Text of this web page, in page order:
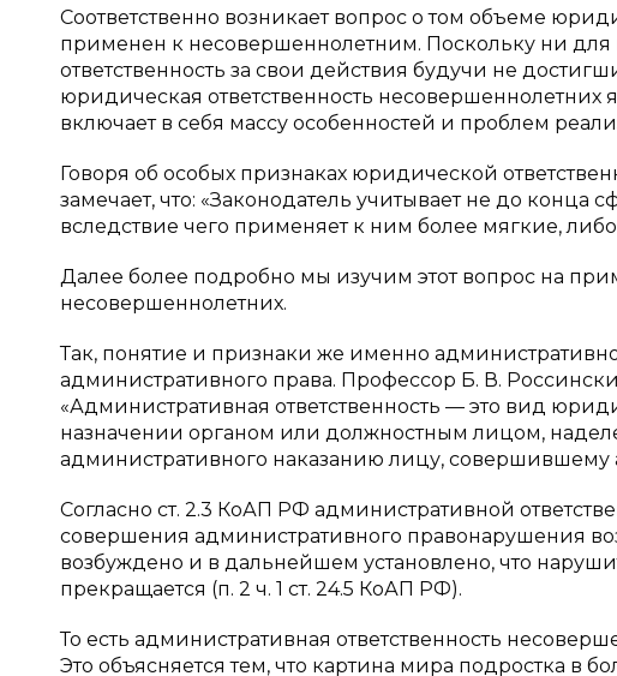
Соответственно возникает вопрос о том объеме
применен к несовершеннолетним. Поскольку ни для
ответственность за свои действия будучи не
юридическая ответственность несовершеннолетних
включает в себя массу особенностей и проблем
Говоря об особых признаках юридической
замечает, что: «Законодатель учитывает не до
вследствие чего применяет к ним более мягкие,
Далее более подробно мы изучим этот вопрос на
несовершеннолетних.
Так, понятие и признаки же именно
административного права. Профессор Б. В.
«Административная ответственность — это вид
назначении органом или должностным лицом,
административного наказанию лицу,
Согласно ст. 2.3 КоАП РФ административной
совершения административного правонарушения
возбуждено и в дальнейшем установлено, что
прекращается (п. 2 ч. 1 ст. 24.5 КоАП РФ).
То есть административная ответственность
Это объясняется тем, что картина мира подростка в